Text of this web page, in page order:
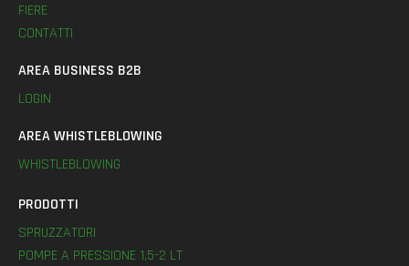
FIERE
CONTATTI
AREA BUSINESS B2B
LOGIN
AREA WHISTLEBLOWING
WHISTLEBLOWING
PRODOTTI
SPRUZZATORI
POMPE A PRESSIONE 1,5-2 LT